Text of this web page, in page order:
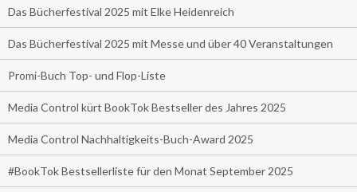
Das Bücherfestival 2025 mit Elke Heidenreich
Das Bücherfestival 2025 mit Messe und über 40 Veranstaltungen
Promi-Buch Top- und Flop-Liste
Media Control kürt BookTok Bestseller des Jahres 2025
Media Control Nachhaltigkeits-Buch-Award 2025
#BookTok Bestsellerliste für den Monat September 2025